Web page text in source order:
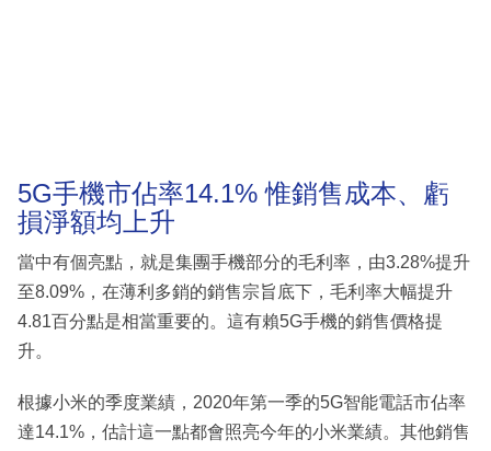
5G手機市佔率14.1% 惟銷售成本、虧
損淨額均上升
當中有個亮點，就是集團手機部分的毛利率，由3.28%提升
至8.09%，在薄利多銷的銷售宗旨底下，毛利率大幅提升
4.81百分點是相當重要的。這有賴5G手機的銷售價格提
升。
根據小米的季度業績，2020年第一季的5G智能電話市佔率
達14.1%，估計這一點都會照亮今年的小米業績。其他銷售